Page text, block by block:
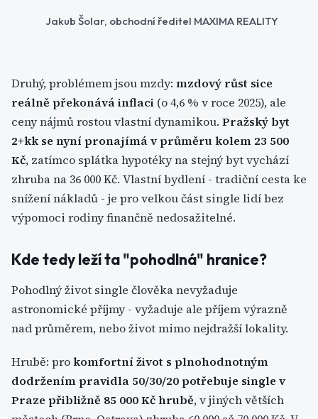
Jakub Šolar, obchodní ředitel MAXIMA REALITY
Druhý, problémem jsou mzdy: mzdový růst sice
reálně překonává inflaci (o 4,6 % v roce 2025), ale
ceny nájmů rostou vlastní dynamikou. Pražský byt
2+kk se nyní pronajímá v průměru kolem 23 500
Kč, zatímco splátka hypotéky na stejný byt vychází
zhruba na 36 000 Kč. Vlastní bydlení - tradiční cesta ke
snížení nákladů - je pro velkou část single lidí bez
výpomoci rodiny finančně nedosažitelné.
Kde tedy leží ta "pohodlná" hranice?
Pohodlný život single člověka nevyžaduje
astronomické příjmy - vyžaduje ale příjem výrazně
nad průměrem, nebo život mimo nejdražší lokality.
Hrubě: prokomfortní život s plnohodnotným
dodržením pravidla 50/30/20 potřebuje single v
Praze přibližně 85 000 Kč hrubě, v jiných větších